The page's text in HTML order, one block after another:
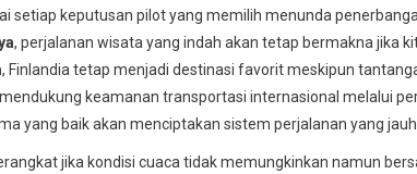
setiap keputusan pilot yang memilih menunda
, perjalanan wisata yang indah akan tetap bermakna jika
, Finlandia tetap menjadi destinasi favorit meskipun
keamanan transportasi internasional melalui
yang baik akan menciptakan sistem perjalanan yang
jika kondisi cuaca tidak memungkinkan namun